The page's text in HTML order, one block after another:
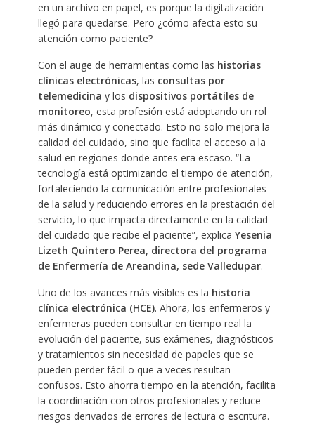
en un archivo en papel, es porque la digitalización
llegó para quedarse. Pero ¿cómo afecta esto su
atención como paciente?
Con el auge de herramientas como las historias
clínicas electrónicas, las consultas por
telemedicina y los dispositivos portátiles de
monitoreo, esta profesión está adoptando un rol
más dinámico y conectado. Esto no solo mejora la
calidad del cuidado, sino que facilita el acceso a la
salud en regiones donde antes era escaso. “La
tecnología está optimizando el tiempo de atención,
fortaleciendo la comunicación entre profesionales
de la salud y reduciendo errores en la prestación del
servicio, lo que impacta directamente en la calidad
del cuidado que recibe el paciente”, explica Yesenia
Lizeth Quintero Perea, directora del programa
de Enfermería de Areandina, sede Valledupar.
Uno de los avances más visibles es la historia
clínica electrónica (HCE). Ahora, los enfermeros y
enfermeras pueden consultar en tiempo real la
evolución del paciente, sus exámenes, diagnósticos
y tratamientos sin necesidad de papeles que se
pueden perder fácil o que a veces resultan
confusos. Esto ahorra tiempo en la atención, facilita
la coordinación con otros profesionales y reduce
riesgos derivados de errores de lectura o escritura.